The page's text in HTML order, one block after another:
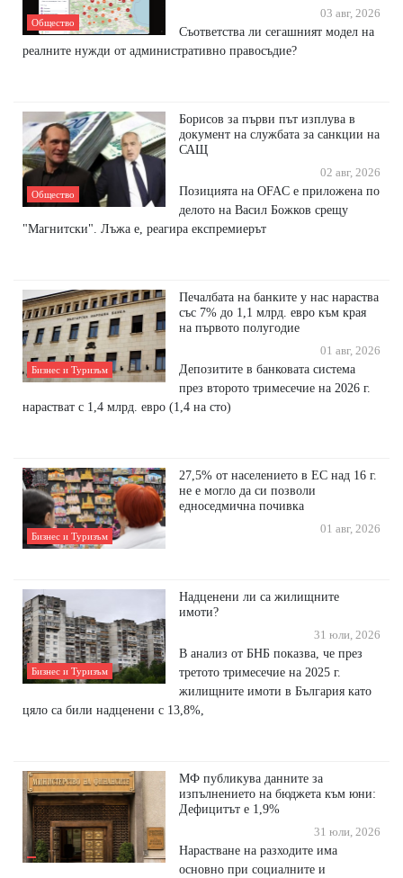
Общество
03 авг, 2026
Съответства ли сегашният модел на
реалните нужди от административно правосъдие?
Общество
Борисов за първи път изплува в
документ на службата за санкции на
САЩ
02 авг, 2026
Позицията на OFAC е приложена по
делото на Васил Божков срещу
"Магнитски". Лъжа е, реагира експремиерът
Бизнес и Туризъм
Печалбата на банките у нас нараства
със 7% до 1,1 млрд. евро към края
на първото полугодие
01 авг, 2026
Депозитите в банковата система
през второто тримесечие на 2026 г.
нарастват с 1,4 млрд. евро (1,4 на сто)
Бизнес и Туризъм
27,5% от населението в ЕС над 16 г.
не е могло да си позволи
едноседмична почивка
01 авг, 2026
Бизнес и Туризъм
Надценени ли са жилищните
имоти?
31 юли, 2026
В анализ от БНБ показва, че през
третото тримесечие на 2025 г.
жилищните имоти в България като
цяло са били надценени с 13,8%,
МФ публикува данните за
изпълнението на бюджета към юни:
Дефицитът е 1,9%
31 юли, 2026
Нарастване на разходите има
основно при социалните и